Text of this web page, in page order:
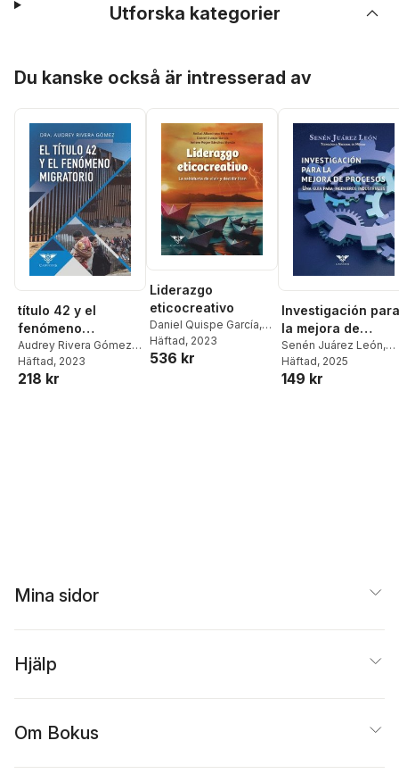
Utforska kategorier
Du kanske också är intresserad av
título 42 y el
fenómeno
migratorio
Audrey Rivera Gómez,
Grupo Ígneo
Häftad, 2023
218 kr
Liderazgo
eticocreativo
Daniel Quispe García,
Antero Roger Sánchez
Mendo,Grupo Ígneo
Häftad, 2023
536 kr
Investigación para
la mejora de
procesos
Senén Juárez León,
Grupo Ígneo
Häftad, 2025
149 kr
Mina sidor
Hjälp
Om Bokus